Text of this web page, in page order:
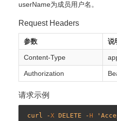
userName为成员用户名。
Request Headers
参数 说
Content-Type
Authorization
请求示例
curl -X DELETE - H